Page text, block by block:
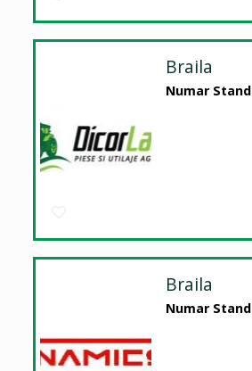
Braila
Numar Stand
Braila
Numar Stand